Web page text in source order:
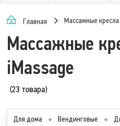
Главная Массажные кресла
Массажные
iMassage
(23 товара)
Для дома ● Вендинговые ●